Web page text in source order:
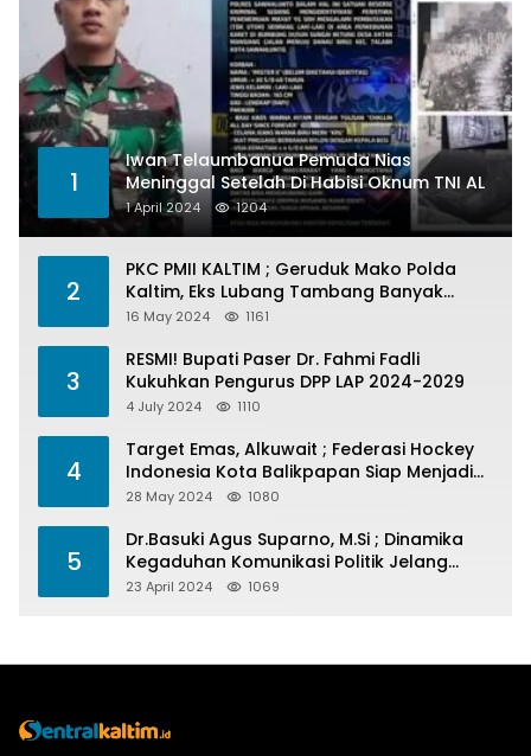
1
Iwan Telaumbanua Pemuda Nias
Meninggal Setelah Di Habisi Oknum TNI AL
1 April 2024 1204
2
PKC PMII KALTIM ; Geruduk Mako Polda
Kaltim, Eks Lubang Tambang Banyak
Menelan Korban
16 May 2024 1161
3
RESMI! Bupati Paser Dr. Fahmi Fadli
Kukuhkan Pengurus DPP LAP 2024-2029
4 July 2024 1110
4
Target Emas, Alkuwait ; Federasi Hockey
Indonesia Kota Balikpapan Siap Menjadi
Barometer Prestasi Di Kaltim
28 May 2024 1080
5
Dr.Basuki Agus Suparno, M.Si ; Dinamika
Kegaduhan Komunikasi Politik Jelang
Pesta Politik 2024
23 April 2024 1069